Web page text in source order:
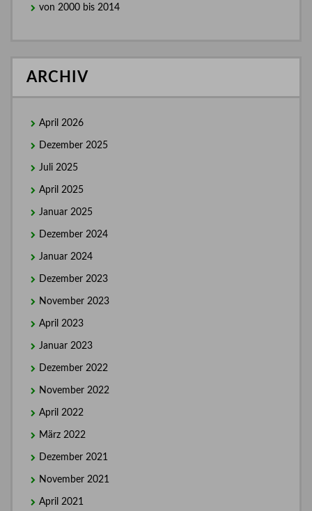
von 2000 bis 2014
ARCHIV
April 2026
Dezember 2025
Juli 2025
April 2025
Januar 2025
Dezember 2024
Januar 2024
Dezember 2023
November 2023
April 2023
Januar 2023
Dezember 2022
November 2022
April 2022
März 2022
Dezember 2021
November 2021
April 2021